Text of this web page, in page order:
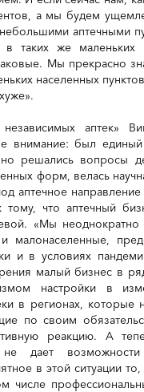
а мы будем
аптечными
же маленьких
Мы прекрасно
населенных
аптек»
внимание: был
решались вопросы
форм, велась
аптечное
что аптечный
«Мы
малонаселенные,
в условиях
малый бизнес в
настройки в
в регионах, которые
по своим
реакцию. А
не дает
в этой ситуации
числе